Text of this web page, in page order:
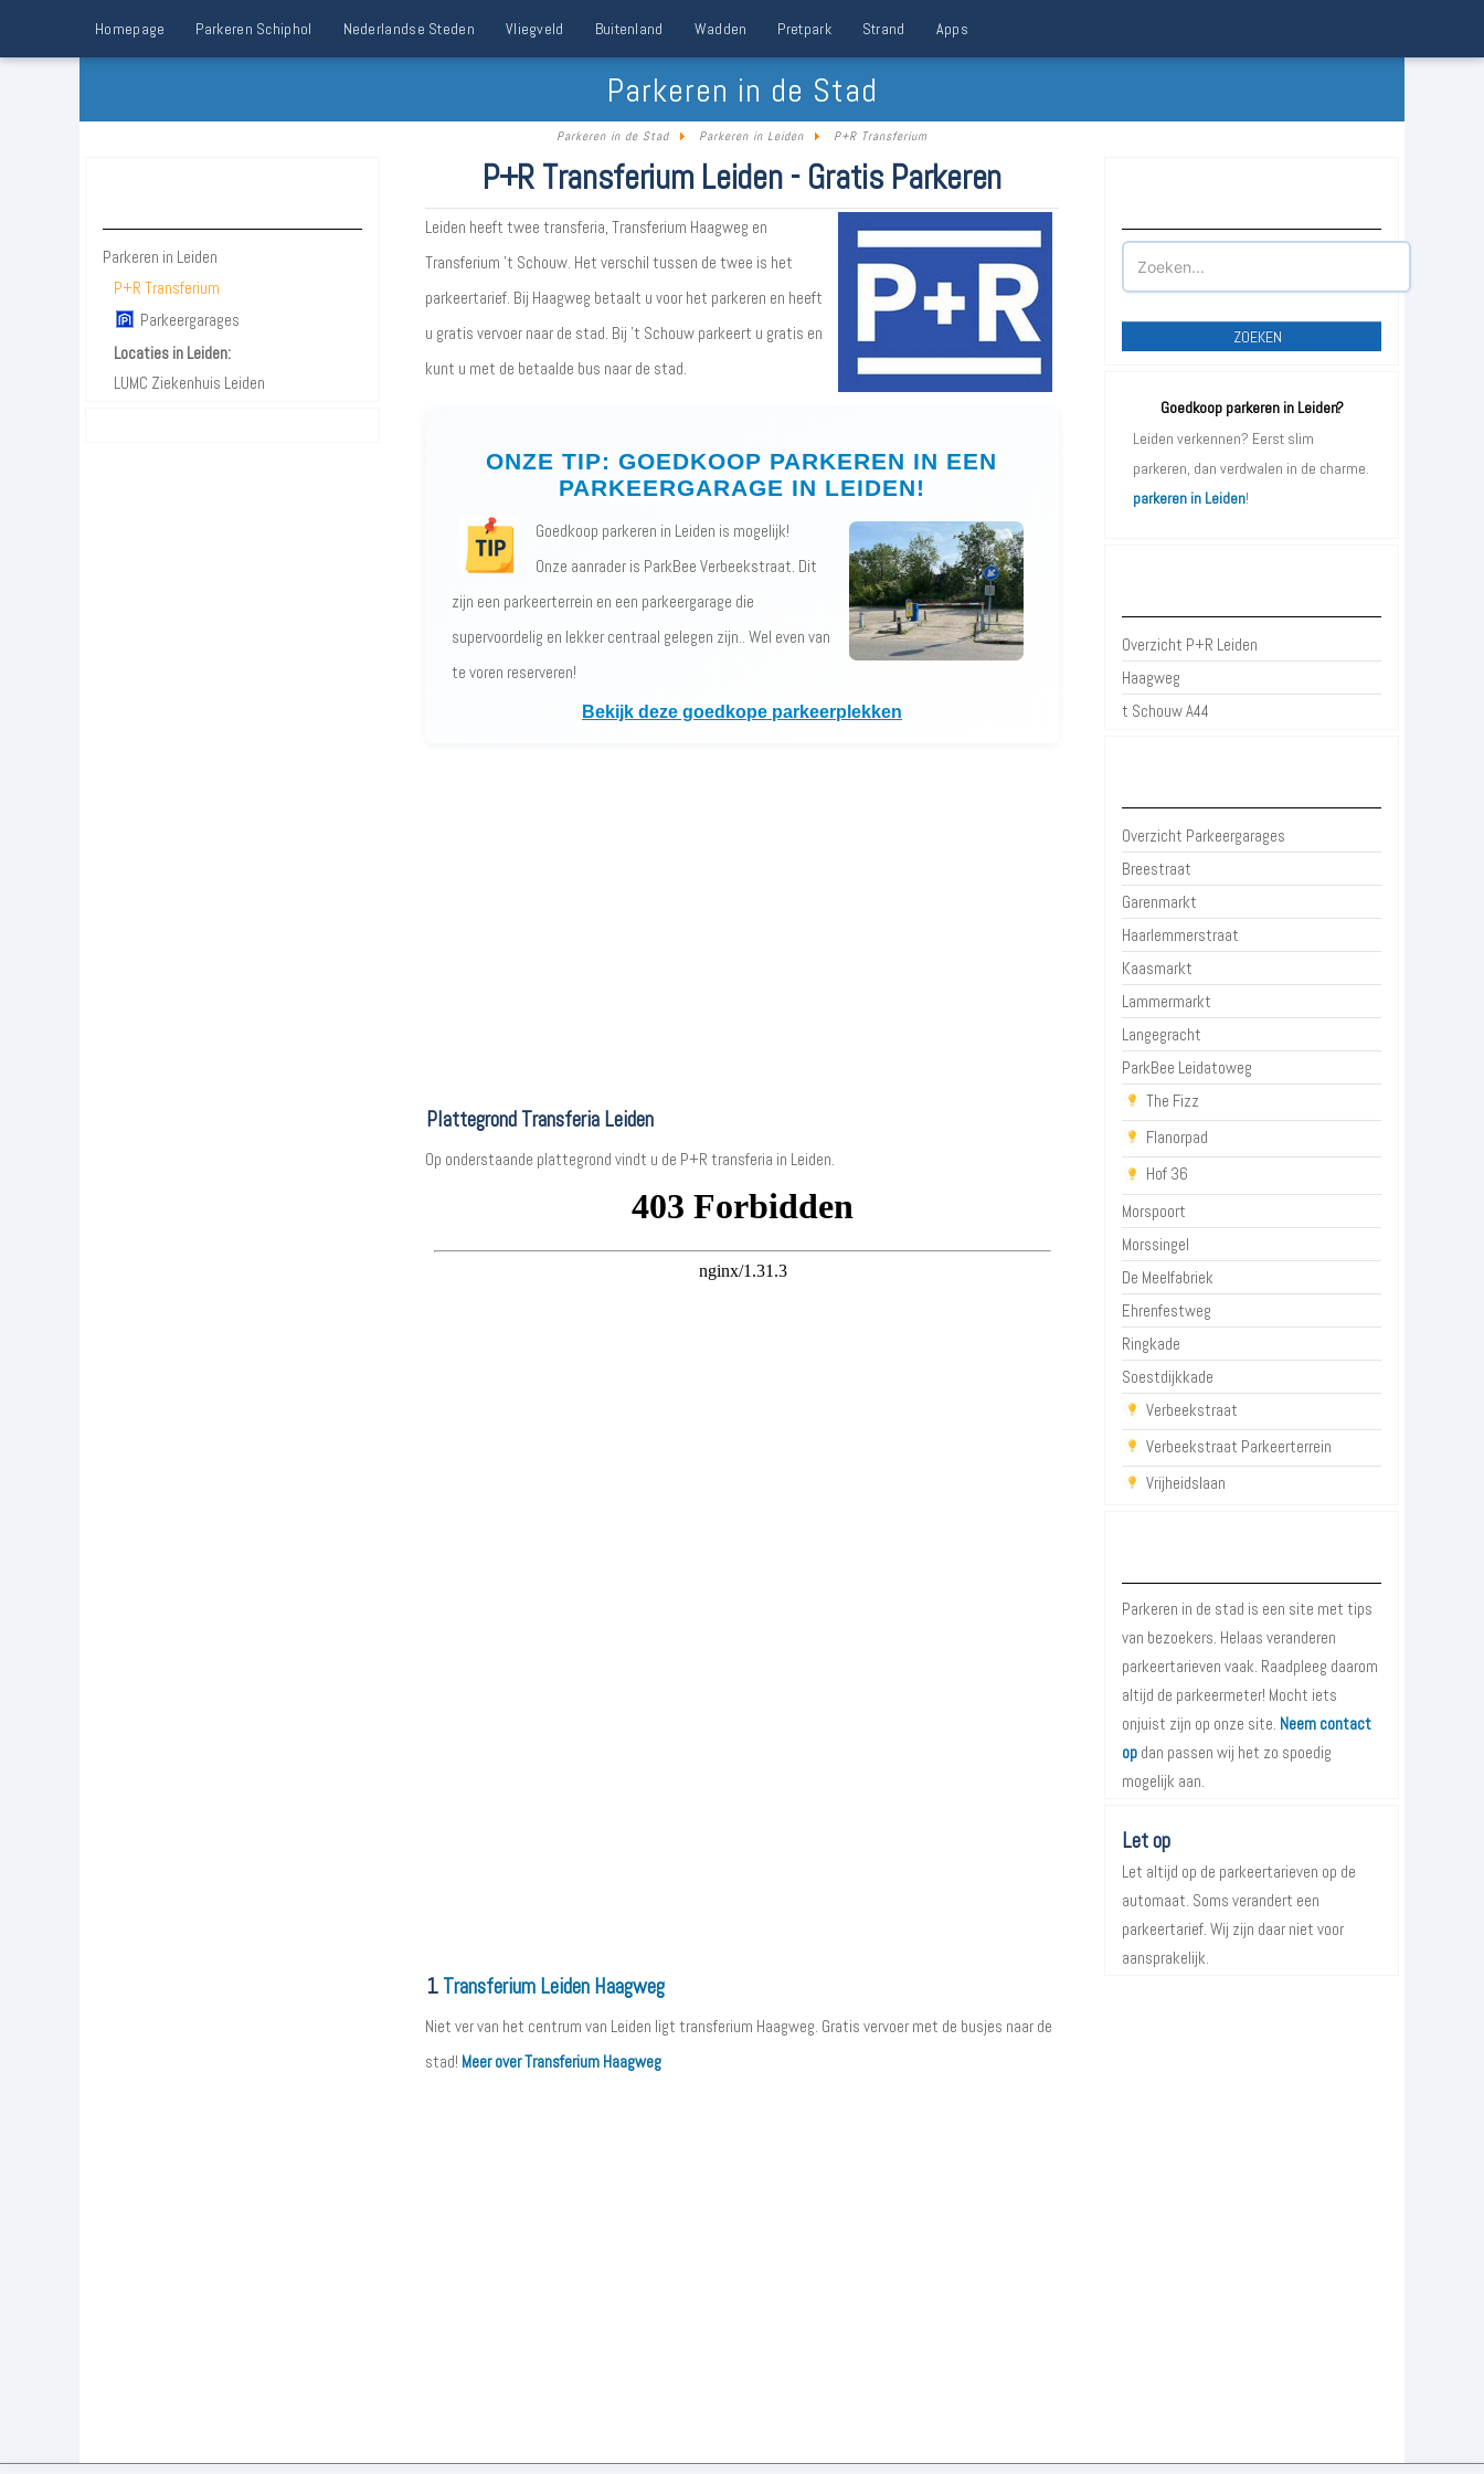
Homepage Parkeren Schiphol Nederlandse Steden Vliegveld Buitenland Wadden Pretpark Strand Apps
Parkeren in de Stad
Parkeren in de Stad Parkeren in Leiden P+R Transferium
Parkeren in Leiden
P+R Transferium
Parkeergarages
Locaties in Leiden:
LUMC Ziekenhuis Leiden
P+R Transferium Leiden - Gratis Parkeren
Leiden heeft twee transferia, Transferium Haagweg en
Transferium 't Schouw. Het verschil tussen de twee is het
parkeertarief. Bij Haagweg betaalt u voor het parkeren en heeft
u gratis vervoer naar de stad. Bij 't Schouw parkeert u gratis en
kunt u met de betaalde bus naar de stad.
ONZE TIP: GOEDKOOP PARKEREN IN EEN
PARKEERGARAGE IN LEIDEN!
Goedkoop parkeren in Leiden is mogelijk!
Onze aanrader is ParkBee Verbeekstraat. Dit
zijn een parkeerterrein en een parkeergarage die
supervoordelig en lekker centraal gelegen zijn.. Wel even van
te voren reserveren!
Bekijk deze goedkope parkeerplekken
Plattegrond Transferia Leiden
Op onderstaande plattegrond vindt u de P+R transferia in Leiden.
1 Transferium Leiden Haagweg
Niet ver van het centrum van Leiden ligt transferium Haagweg. Gratis vervoer met de busjes naar de
stad! Meer over Transferium Haagweg
ZOEKEN
Goedkoop parkeren in Leiden?
Leiden verkennen? Eerst slim
parkeren, dan verdwalen in de charme.
parkeren in Leiden!
Overzicht P+R Leiden
Haagweg
t Schouw A44
Overzicht Parkeergarages
Breestraat
Garenmarkt
Haarlemmerstraat
Kaasmarkt
Lammermarkt
Langegracht
ParkBee Leidatoweg
The Fizz
Flanorpad
Hof 36
Morspoort
Morssingel
De Meelfabriek
Ehrenfestweg
Ringkade
Soestdijkkade
Verbeekstraat
Verbeekstraat Parkeerterrein
Vrijheidslaan
Parkeren in de stad is een site met tips
van bezoekers. Helaas veranderen
parkeertarieven vaak. Raadpleeg daarom
altijd de parkeermeter! Mocht iets
onjuist zijn op onze site. Neem contact
op dan passen wij het zo spoedig
mogelijk aan.
Let op
Let altijd op de parkeertarieven op de
automaat. Soms verandert een
parkeertarief. Wij zijn daar niet voor
aansprakelijk.